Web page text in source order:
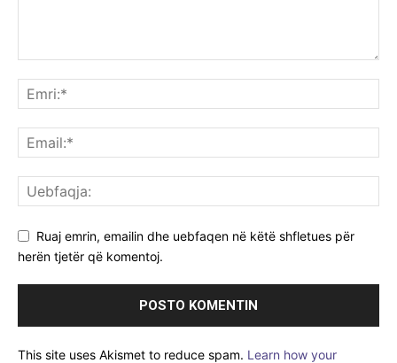
Ruaj emrin, emailin dhe uebfaqen në këtë shfletues për
herën tjetër që komentoj.
This site uses Akismet to reduce spam. Learn how your